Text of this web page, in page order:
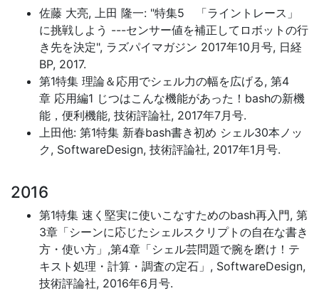
佐藤 大亮, 上田 隆一: "特集5 「ライントレース」
に挑戦しよう ---センサー値を補正してロボットの行
き先を決定", ラズパイマガジン 2017年10月号, 日経
BP, 2017.
第1特集 理論＆応用でシェル力の幅を広げる, 第4
章 応用編1 じつはこんな機能があった！bashの新機
能，便利機能, 技術評論社, 2017年7月号.
上田他: 第1特集 新春bash書き初め シェル30本ノッ
ク, SoftwareDesign, 技術評論社, 2017年1月号.
2016
第1特集 速く堅実に使いこなすためのbash再入門, 第
3章「シーンに応じたシェルスクリプトの自在な書き
方・使い方」,第4章「シェル芸問題で腕を磨け！テ
キスト処理・計算・調査の定石」, SoftwareDesign,
技術評論社, 2016年6月号.